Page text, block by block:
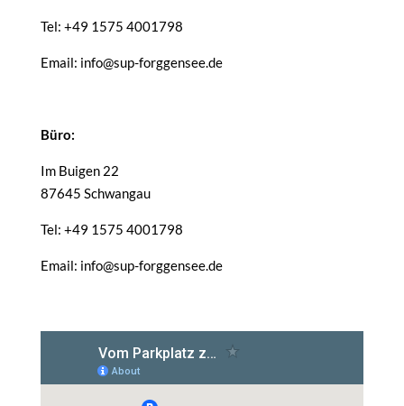
Tel: +49 1575 4001798
Email: info@sup-forggensee.de
Büro:
Im Buigen 22
87645 Schwangau
Tel: +49 1575 4001798
Email: info@sup-forggensee.de